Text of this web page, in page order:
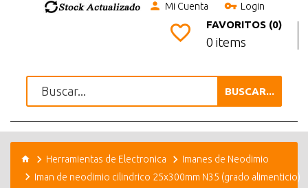
Mi Cuenta Login
FAVORITOS (0)
0 items
BUSCAR...
Herramientas de Electronica
Imanes de Neodimio
Iman de neodimio cilindrico 25x300mm N35 (grado alimenticio)